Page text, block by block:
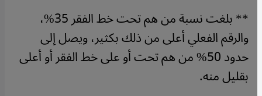
** بلغت نسبة من هم تحت خط الفقر 35%،
والرقم الفعلي أعلى من ذلك بكثير، ويصل إلى
حدود 50% من هم تحت أو على خط الفقر أو أعلى
بقليل منه.